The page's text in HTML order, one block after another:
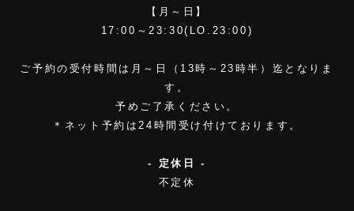
【月～日】
17:00～23:30(LO.23:00)
ご予約の受付時間は月～日（13時～23時半）迄となりま
す。
予めご了承ください。
＊ネット予約は24時間受け付けております。
- 定休日 -
不定休